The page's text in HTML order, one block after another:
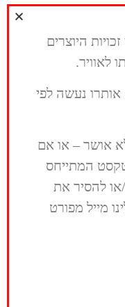
מוזיקלי באלבום המופתי
החלה את פעילותה בשנת
אחת הלהקות הראשונות
אתנית, בביצוע אנרגטי
שירים לפאר טסי, עדן בן
היוצרים
לאוויר.
נעשה לפי
אושר – או אם
המתייחס
או להסיר את
מייל מפורט